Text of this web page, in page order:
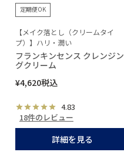
定期便OK
【メイク落とし（クリームタイ
プ）】ハリ・潤い
フランキンセンス クレンジン
グクリーム
¥4,620税込
4.83
18件のレビュー
詳細を見る